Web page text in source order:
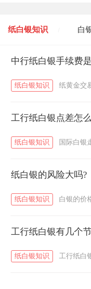
纸白银知识 白
黄金T+D知识 /
中行纸白银手续费
纸白银知识 纸黄金交
工行纸白银点差怎
纸白银知识 国际白银
纸白银的风险大吗?
纸白银知识 白银的价
工行纸白银有几个
纸白银知识 工行纸白